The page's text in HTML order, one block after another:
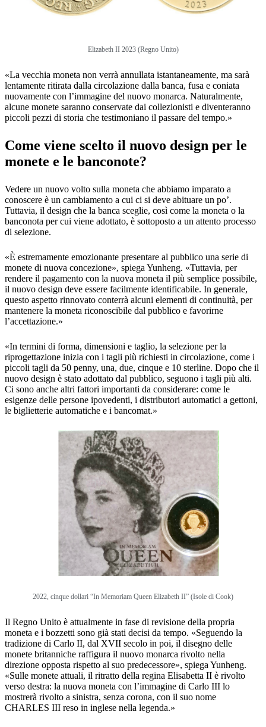
Elizabeth II 2023 (Regno Unito)
«La vecchia moneta non verrà annullata istantaneamente, ma sarà
lentamente ritirata dalla circolazione dalla banca, fusa e coniata
nuovamente con l’immagine del nuovo monarca. Naturalmente,
alcune monete saranno conservate dai collezionisti e diventeranno
piccoli pezzi di storia che testimoniano il passare del tempo.»
Come viene scelto il nuovo design per le
monete e le banconote?
Vedere un nuovo volto sulla moneta che abbiamo imparato a
conoscere è un cambiamento a cui ci si deve abituare un po’.
Tuttavia, il design che la banca sceglie, così come la moneta o la
banconota per cui viene adottato, è sottoposto a un attento processo
di selezione.
«È estremamente emozionante presentare al pubblico una serie di
monete di nuova concezione», spiega Yunheng. «Tuttavia, per
rendere il pagamento con la nuova moneta il più semplice possibile,
il nuovo design deve essere facilmente identificabile. In generale,
questo aspetto rinnovato conterrà alcuni elementi di continuità, per
mantenere la moneta riconoscibile dal pubblico e favorirne
l’accettazione.»
«In termini di forma, dimensioni e taglio, la selezione per la
riprogettazione inizia con i tagli più richiesti in circolazione, come i
piccoli tagli da 50 penny, una, due, cinque e 10 sterline. Dopo che il
nuovo design è stato adottato dal pubblico, seguono i tagli più alti.
Ci sono anche altri fattori importanti da considerare: come le
esigenze delle persone ipovedenti, i distributori automatici a gettoni,
le biglietterie automatiche e i bancomat.»
2022, cinque dollari “In Memoriam Queen Elizabeth II” (Isole di Cook)
Il Regno Unito è attualmente in fase di revisione della propria
moneta e i bozzetti sono già stati decisi da tempo. «Seguendo la
tradizione di Carlo II, dal XVII secolo in poi, il disegno delle
monete britanniche raffigura il nuovo monarca rivolto nella
direzione opposta rispetto al suo predecessore», spiega Yunheng.
«Sulle monete attuali, il ritratto della regina Elisabetta II è rivolto
verso destra: la nuova moneta con l’immagine di Carlo III lo
mostrerà rivolto a sinistra, senza corona, con il suo nome
CHARLES III reso in inglese nella legenda.»